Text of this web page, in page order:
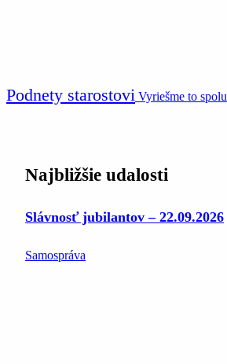
Podnety starostovi Vyriešme to spolu
Najbližšie udalosti
Slávnosť jubilantov – 22.09.2026
Samospráva